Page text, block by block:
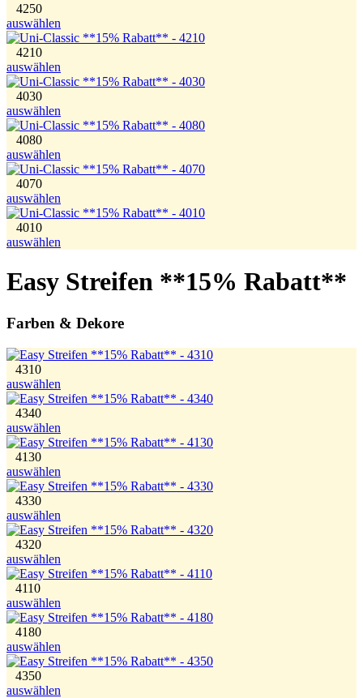
4250
auswählen
4210
auswählen
4030
auswählen
4080
auswählen
4070
auswählen
4010
auswählen
Easy Streifen **15% Rabatt**
Farben & Dekore
4310
auswählen
4340
auswählen
4130
auswählen
4330
auswählen
4320
auswählen
4110
auswählen
4180
auswählen
4350
auswählen